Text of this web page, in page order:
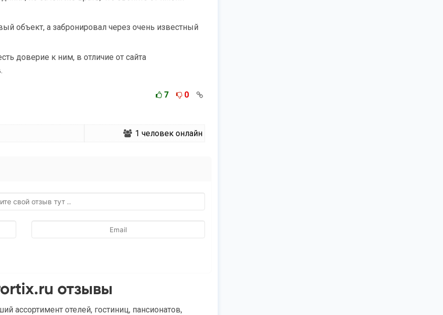
объект, а забронировал через очень известный
доверие к ним, в отличие от сайта
7 0
1 человек онлайн
отзывы
ассортимент отелей, гостиниц, пансионатов,